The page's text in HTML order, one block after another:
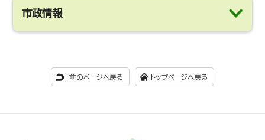
市政情報
前のページへ戻る トップページへ戻る